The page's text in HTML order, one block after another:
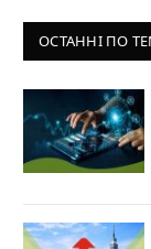
ОСТАННІ ПО